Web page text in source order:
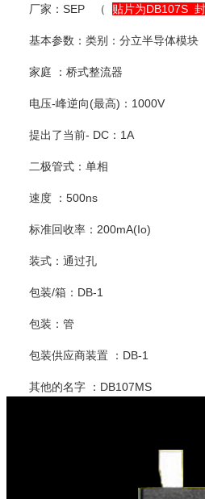
厂家：SEP （ 贴片为DB107S
基本参数：类别：分立半导体模块
家庭 ：桥式整流器
电压-峰逆向(最高)：1000V
提出了当前- DC：1A
二极管式：单相
速度 ：500ns
标准回收率：200mA(Io)
装式：通过孔
包装/箱：DB-1
包装：管
包装供应商装置 ：DB-1
其他的名字 ：DB107MS